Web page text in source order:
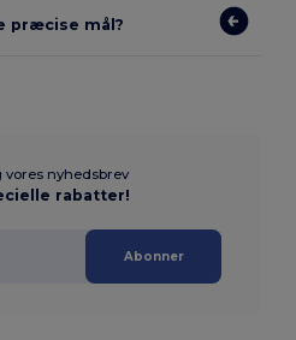
præcise mål?
vores nyhedsbrev
rabatter!
Abonner